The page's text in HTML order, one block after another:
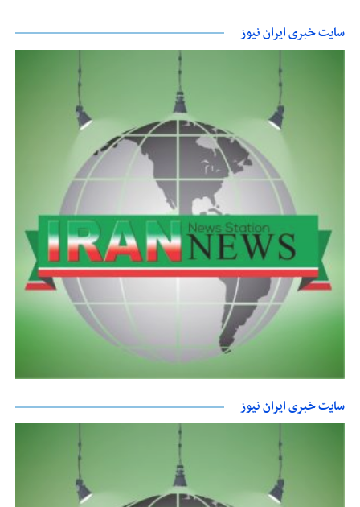
سایت خبری ایران نیوز
سایت خبری ایران نیوز